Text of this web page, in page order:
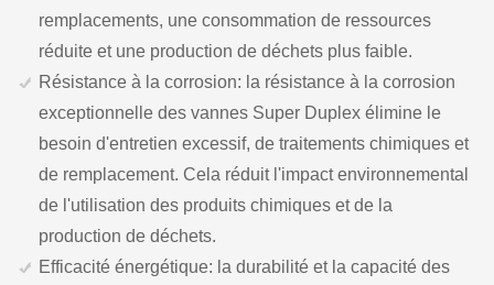
remplacements, une consommation de ressources
réduite et une production de déchets plus faible.
Résistance à la corrosion: la résistance à la corrosion
exceptionnelle des vannes Super Duplex élimine le
besoin d'entretien excessif, de traitements chimiques et
de remplacement. Cela réduit l'impact environnemental
de l'utilisation des produits chimiques et de la
production de déchets.
Efficacité énergétique: la durabilité et la capacité des